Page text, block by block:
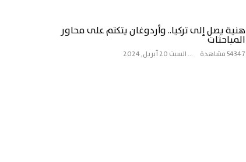
هنية يصل إلى تركيا.. وأردوغان يتكتم على محاور
المباحثات
54347 مشاهدة ... السبت 20 أبريل, 2024